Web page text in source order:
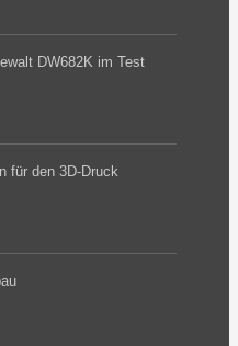
DW682K im Test
für den 3D-Druck